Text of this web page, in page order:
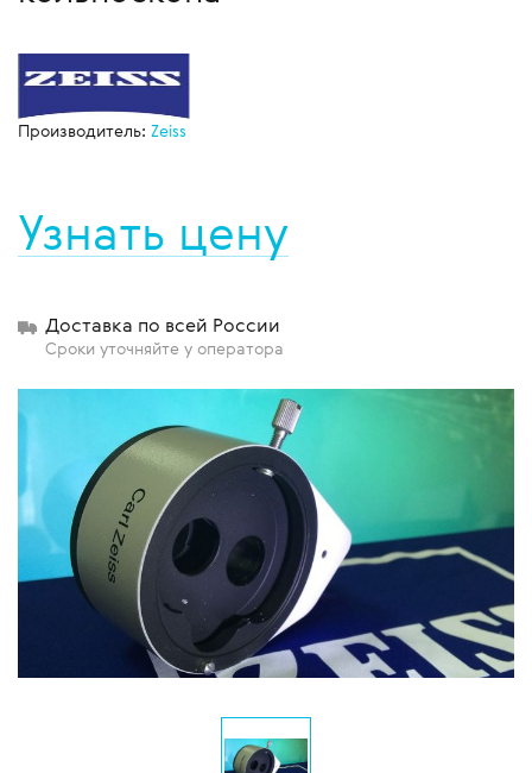
Производитель: Zeiss
Узнать цену
Доставка по всей России
Сроки уточняйте у оператора